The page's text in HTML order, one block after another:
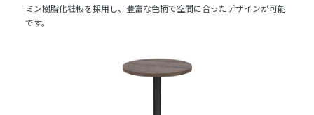
ミン樹脂化粧板を採用し、豊富な色柄で空間に合ったデザインが可能
です。